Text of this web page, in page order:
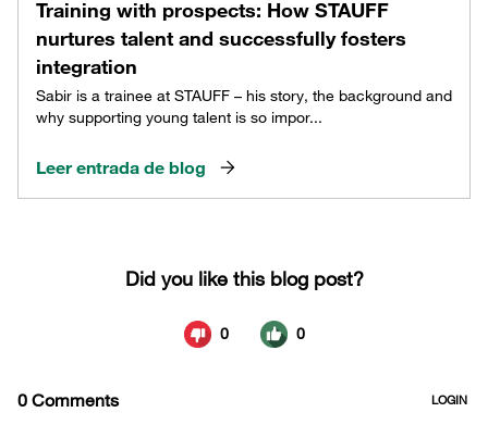
Training with prospects: How STAUFF
nurtures talent and successfully fosters
integration
Sabir is a trainee at STAUFF – his story, the background and
why supporting young talent is so impor...
Leer entrada de blog